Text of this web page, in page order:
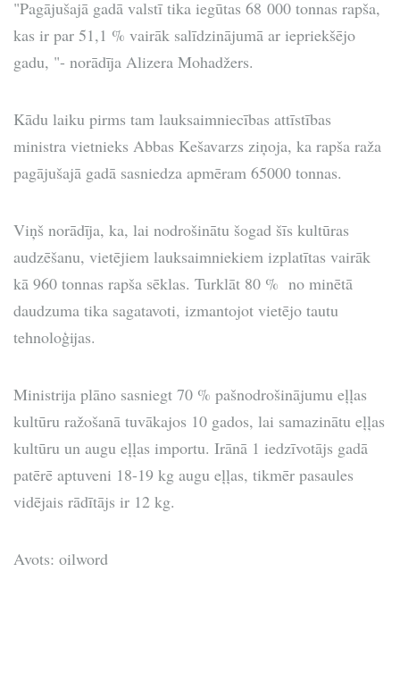
"Pagājušajā gadā valstī tika iegūtas 68 000 tonnas rapša,
kas ir par 51,1 % vairāk salīdzinājumā ar iepriekšējo
gadu, "- norādīja Alizera Mohadžers.
Kādu laiku pirms tam lauksaimniecības attīstības
ministra vietnieks Abbas Kešavarzs ziņoja, ka rapša raža
pagājušajā gadā sasniedza apmēram 65000 tonnas.
Viņš norādīja, ka, lai nodrošinātu šogad šīs kultūras
audzēšanu, vietējiem lauksaimniekiem izplatītas vairāk
kā 960 tonnas rapša sēklas. Turklāt 80 % no minētā
daudzuma tika sagatavoti, izmantojot vietējo tautu
tehnoloģijas.
Ministrija plāno sasniegt 70 % pašnodrošinājumu eļļas
kultūru ražošanā tuvākajos 10 gados, lai samazinātu eļļas
kultūru un augu eļļas importu. Irānā 1 iedzīvotājs gadā
patērē aptuveni 18-19 kg augu eļļas, tikmēr pasaules
vidējais rādītājs ir 12 kg.
Avots: oilword